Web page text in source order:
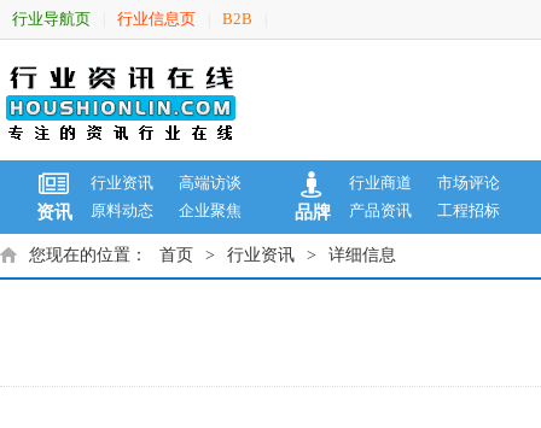
行业导航页 行业信息页 B2B
资讯
行业资讯
高端访谈
原料动态
企业聚焦 品牌
行业商道
市场评论
产品资讯
工程招标
您现在的位置： 首页 > 行业资讯 > 详细信息